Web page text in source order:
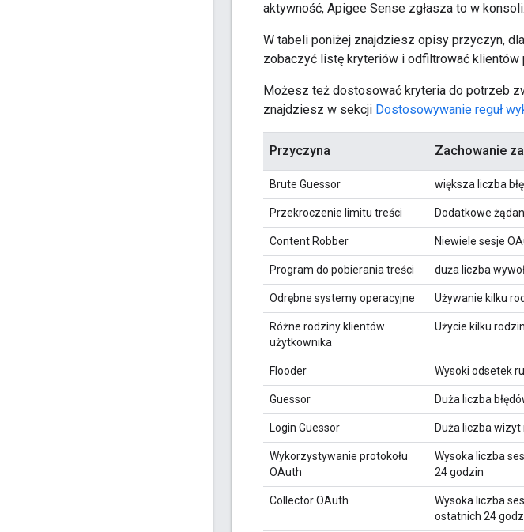
aktywność, Apigee Sense zgłasza to w konsoli.
W tabeli poniżej znajdziesz opisy przyczyn,
zobaczyć listę kryteriów i odfiltrować klientów
Możesz też dostosować kryteria do potrzeb
znajdziesz w sekcji Dostosowywanie reguł
Przyczyna Zachowanie
Brute Guessor większa liczba
Przekroczenie limitu treści Dodatkowe
Content Robber Niewiele sesje
Program do pobierania treści duża liczba
Odrębne systemy operacyjne Używanie kilku
Różne rodziny klientów
użytkownika
Użycie kilku
Flooder Wysoki odsetek
Guessor Duża liczba
Login Guessor Duża liczba
Wykorzystywanie protokołu
OAuth
Wysoka liczba
24 godzin
Collector OAuth
Wysoka liczba
ostatnich 24